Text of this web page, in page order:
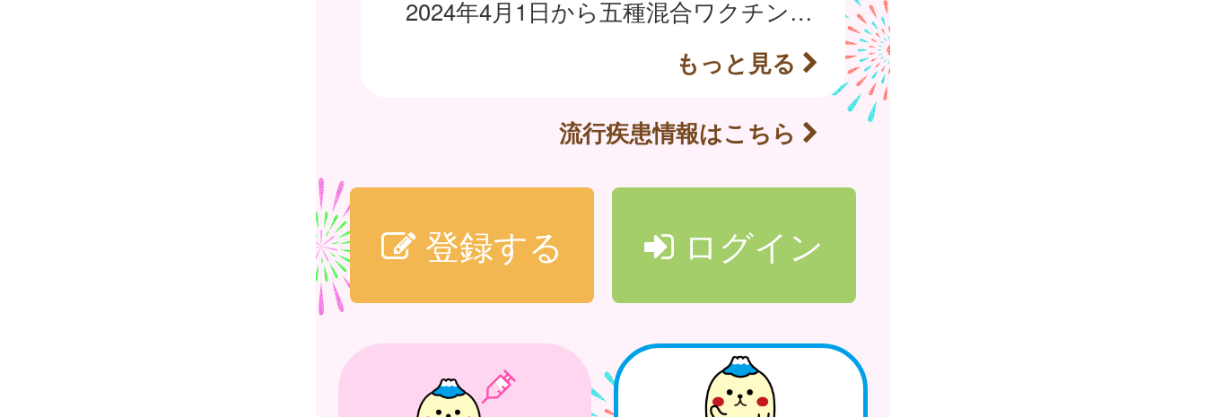
2024年4月1日から五種混合ワクチン（ジフテリア、百日せき、急性灰白髄炎、破傷風及びHib感染症）が定期接種化しました。
もっと見る
流行疾患情報はこちら
登録する ログイン